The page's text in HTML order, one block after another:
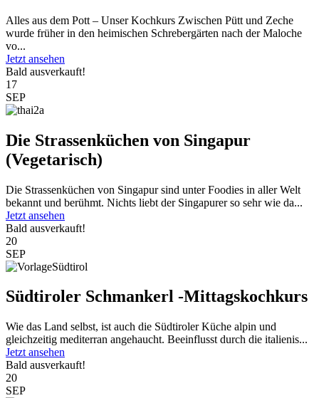
Alles aus dem Pott – Unser Kochkurs Zwischen Pütt und Zeche
wurde früher in den heimischen Schrebergärten nach der Maloche
vo...
Jetzt ansehen
Bald ausverkauft!
17
SEP
Die Strassenküchen von Singapur
(Vegetarisch)
Die Strassenküchen von Singapur sind unter Foodies in aller Welt
bekannt und berühmt. Nichts liebt der Singapurer so sehr wie da...
Jetzt ansehen
Bald ausverkauft!
20
SEP
Südtiroler Schmankerl -Mittagskochkurs
Wie das Land selbst, ist auch die Südtiroler Küche alpin und
gleichzeitig mediterran angehaucht. Beeinflusst durch die italienis...
Jetzt ansehen
Bald ausverkauft!
20
SEP